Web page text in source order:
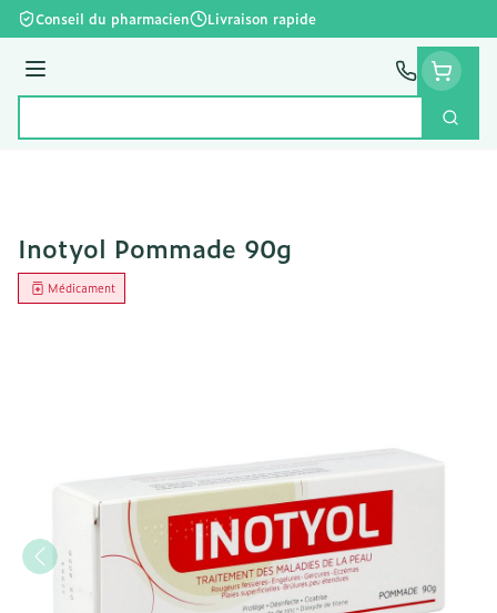
Aller au contenu
Conseil du pharmacien Livraison rapide
Menu
Inotyol Pommade 90g
Médicament